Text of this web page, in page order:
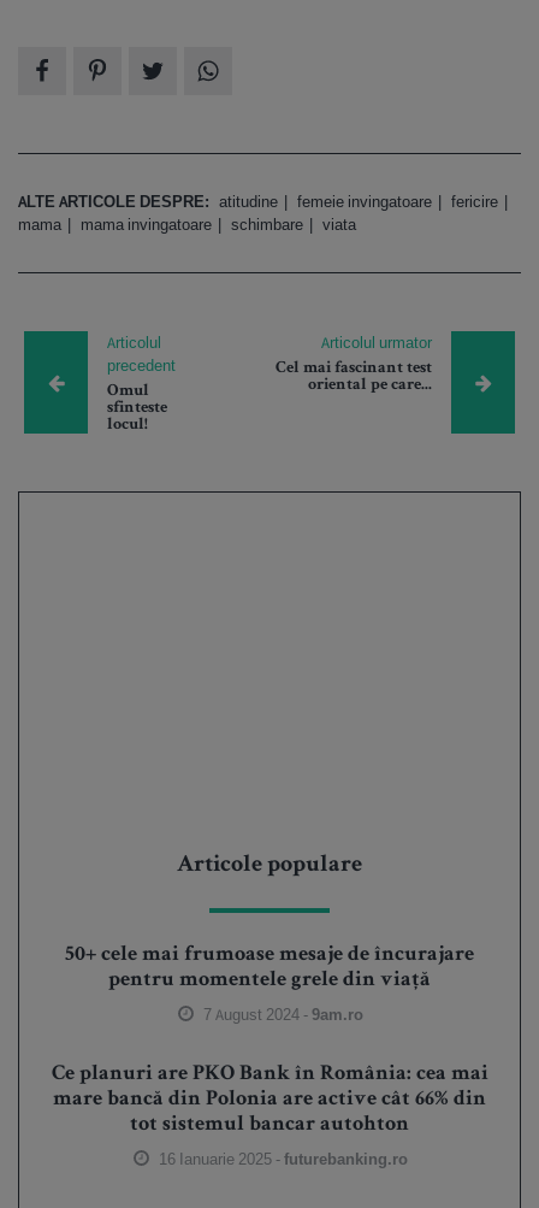
ALTE ARTICOLE DESPRE: atitudine femeie invingatoare
fericire
mama
mama invingatoare schimbare viata
Articolul
precedent
Omul
sfinteste
locul!
Articolul urmator
Cel mai fascinant test
oriental pe care...
Articole populare
50+ cele mai frumoase mesaje de încurajare
pentru momentele grele din viață
7 August 2024 -9am.ro
Ce planuri are PKO Bank în România: cea mai
mare bancă din Polonia are active cât 66% din
tot sistemul bancar autohton
16 Ianuarie 2025 -futurebanking.ro